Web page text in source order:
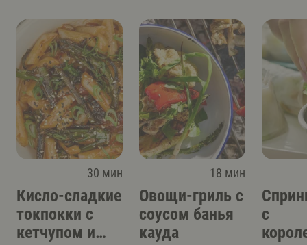
30 мин
Кисло-сладкие
токпокки с
кетчупом и
18 мин
Овощи-гриль с
соусом банья
кауда
с